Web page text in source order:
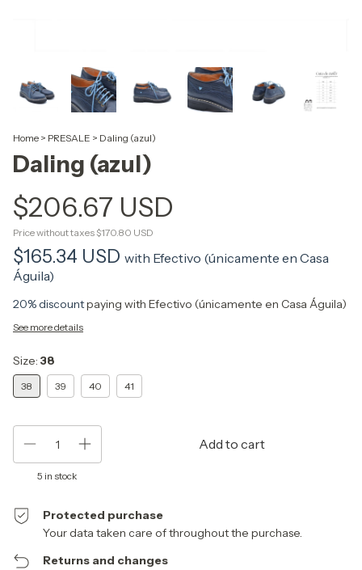
Home > PRESALE > Daling (azul)
Daling (azul)
$206.67 USD
Price without taxes $170.80 USD
$165.34 USD with Efectivo (únicamente en Casa
Águila)
20% discountpaying with Efectivo (únicamente en Casa Águila)
See more details
Size: 38
38 39 40 41
5 in stock
Protected purchase
Your data taken care of throughout the purchase.
Returns and changes